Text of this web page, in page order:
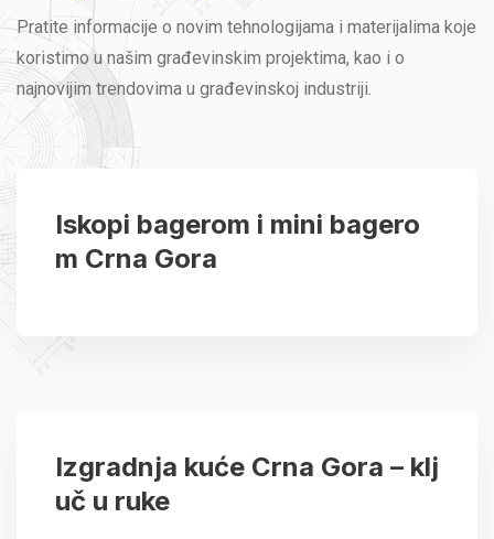
Pratite informacije o novim tehnologijama i materijalima koje
koristimo u našim građevinskim projektima, kao i o
najnovijim trendovima u građevinskoj industriji.
Iskopi bagerom i mini bagero
m Crna Gora
Izgradnja kuće Crna Gora – klj
uč u ruke